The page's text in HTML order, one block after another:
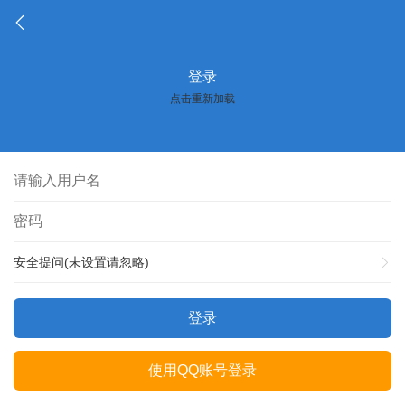
登录
点击重新加载
安全提问(未设置请忽略)
登录
使用QQ账号登录